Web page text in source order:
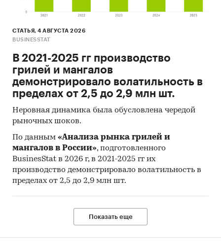
СТАТЬЯ, 4 АВГУСТА 2026
BUSINESSTAT
В 2021-2025 гг производство
грилей и мангалов
демонстрировало волатильность в
пределах от 2,5 до 2,9 млн шт.
Неровная динамика была обусловлена чередой
рыночных шоков.
По данным «Анализа рынка грилей и
мангалов в России», подготовленного
BusinesStat в 2026 г, в 2021-2025 гг их
производство демонстрировало волатильность в
пределах от 2,5 до 2,9 млн шт.
Показать еще